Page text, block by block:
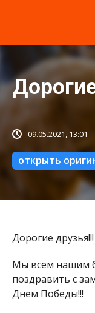
09.05.2021, 13:01
открыть
Дорогие друзья!!!
Мы всем нашим
поздравить с
Днем Победы!!!